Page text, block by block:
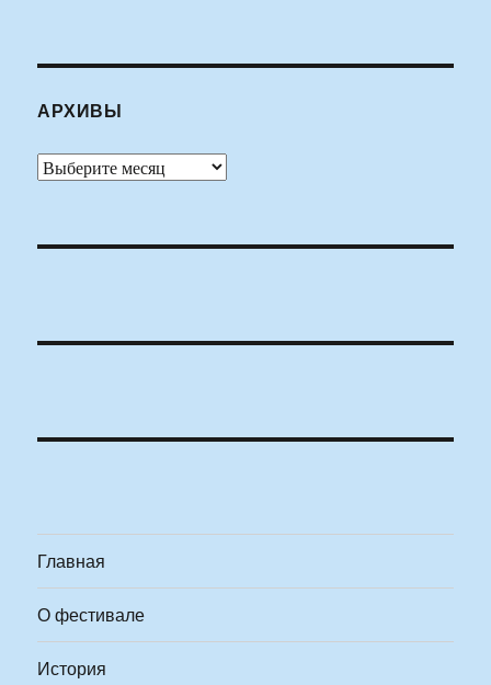
АРХИВЫ
Архивы
Главная
О фестивале
История